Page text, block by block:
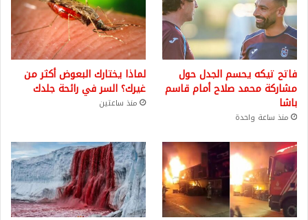
فاتح تيكه يحسم الجدل حول
مشاركة محمد صلاح أمام قاسم
باشا
منذ ساعة واحدة
لماذا يختارك البعوض أكثر من
غيرك؟ السر في رائحة جلدك
منذ ساعتين